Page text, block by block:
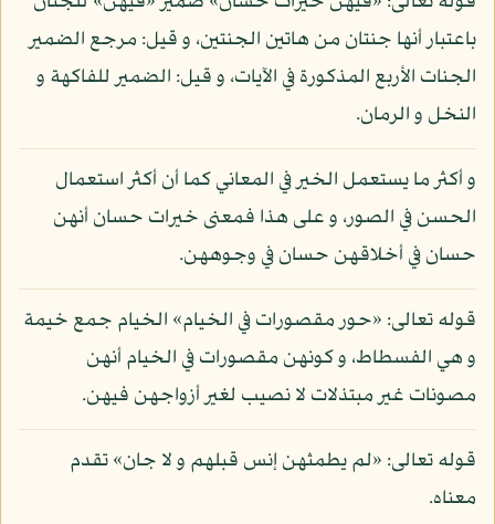
باعتبار أنها جنتان من هاتين الجنتين، و قيل: مرجع الضمير
الجنات الأربع المذكورة في الآيات، و قيل: الضمير للفاكهة و
النخل و الرمان.
و أكثر ما يستعمل الخير في المعاني كما أن أكثر استعمال
الحسن في الصور، و على هذا فمعنى خيرات حسان أنهن
حسان في أخلاقهن حسان في وجوههن.
قوله تعالى: «حور مقصورات في الخيام» الخيام جمع خيمة
و هي الفسطاط، و كونهن مقصورات في الخيام أنهن
مصونات غير مبتذلات لا نصيب لغير أزواجهن فيهن.
قوله تعالى: «لم يطمثهن إنس قبلهم و لا جان» تقدم
معناه.